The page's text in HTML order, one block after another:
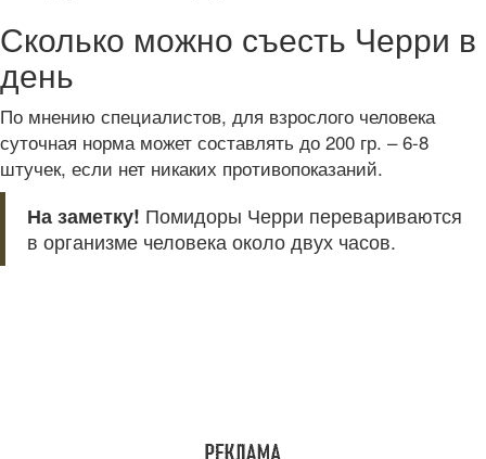
Сколько можно съесть Черри в
день
По мнению специалистов, для взрослого человека
суточная норма может составлять до 200 гр. – 6-8
штучек, если нет никаких противопоказаний.
На заметку! Помидоры Черри перевариваются
в организме человека около двух часов.